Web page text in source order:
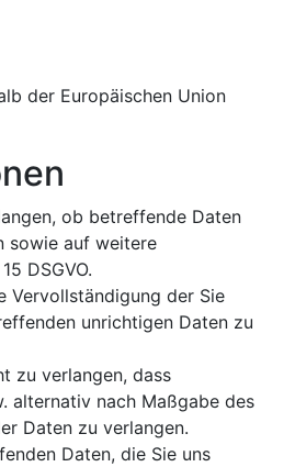
der Europäischen Union
ob betreffende Daten
sowie auf weitere
DSGVO.
Vervollständigung der Sie
unrichtigen Daten zu
zu verlangen, dass
alternativ nach Maßgabe des
Daten zu verlangen.
Daten, die Sie uns